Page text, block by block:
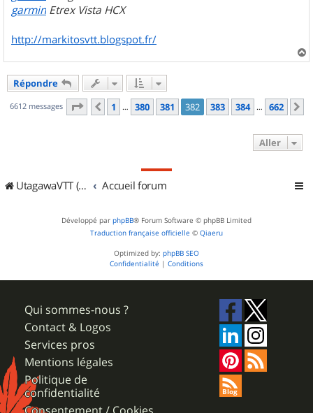
garmin Etrex Vista HCX
http://markitosvtt.blogspot.fr/
a
Répondre
6612 messages Page 382 sur662
Précédent
1 … 380 381 382 383 384 … 662
Aller
UtagawaVTT (Randos VTT et VTTAE avec traces GPS) Accueil forum
Développé par phpBB® Forum Software © phpBB Limited
Traduction française officielle © Qiaeru
Optimized by: phpBB SEO
Confidentialité | Conditions
Qui sommes-nous ?
Contact & Logos
Services pros
Mentions légales
Politique de
confidentialité